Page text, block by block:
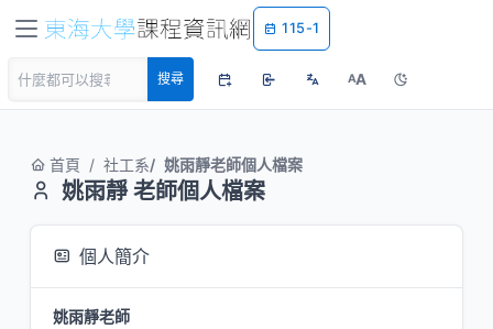
115-1
搜尋 AA
首頁 社工系 姚雨靜老師個人檔案
姚雨靜 老師個人檔案
個人簡介
姚雨靜老師